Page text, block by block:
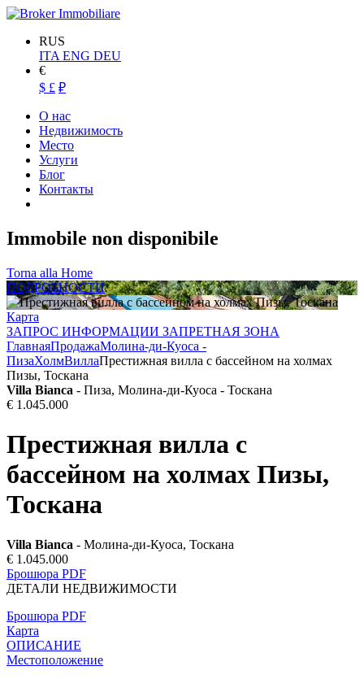
RUS
ITA ENG DEU
€
$ £ ₽
О нас
Недвижимость
Место
Услуги
Блог
Контакты
Immobile non disponibile
Torna alla Home
ПОДРОБНОСТИ
Карта
ЗАПРОС ИНФОРМАЦИИ ЗАПРЕТНАЯ ЗОНА
ГлавнаяПродажаМолина-ди-Куоса -
ПизаХолмВиллаПрестижная вилла с бассейном на холмах
Пизы, Тоскана
Villa Bianca - Пиза, Молина-ди-Куоса - Тоскана
€ 1.045.000
Престижная вилла с
бассейном на холмах Пизы,
Тоскана
Villa Bianca - Молина-ди-Куоса, Тоскана
€ 1.045.000
Брошюра PDF
ДЕТАЛИ НЕДВИЖИМОСТИ
Брошюра PDF
Карта
ОПИСАНИЕ
Местоположение